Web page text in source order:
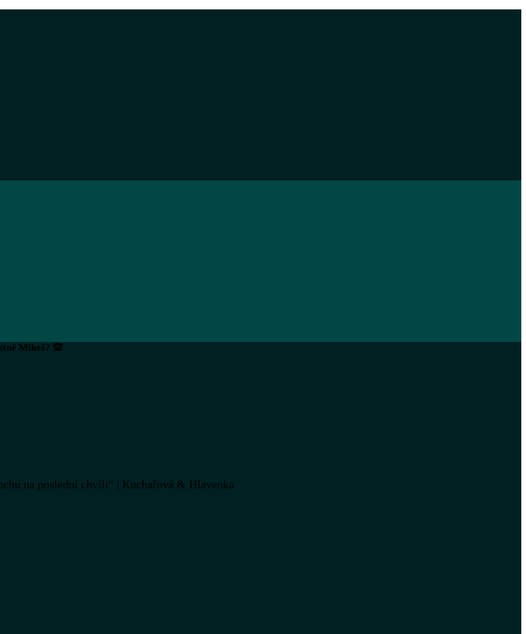
Mikeš? 🙊
na poslední chvíli“ | Kuchařová & Hlavenka